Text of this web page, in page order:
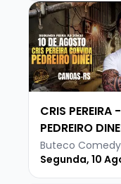
Veja mais sobre
CRIS
PEDREIRO
Segunda, 10